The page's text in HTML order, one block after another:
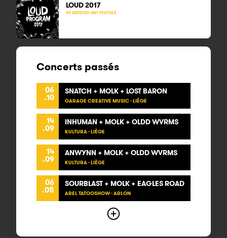
LOUD2017
90 ARTISTES ONT POSTULÉ
Concerts passés
06
.10
SNATCH + MOLK + LOST BARON
GARAGE CREATIVE MUSIC - LIÈGE
14
.09
INHUMAN + MOLK + OLDD WVRMS
KULTURA - LIÈGE
14
.09
ANWYNN + MOLK + OLDD WVRMS
KULTURA - LIÈGE
06
.05
SOURBLAST + MOLK + EAGLES ROAD
AREL TATOOSHOW - ARLON